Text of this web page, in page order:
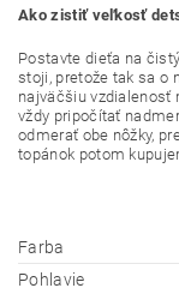
Ako zistiť veľkosť
Postavte dieťa na
stoji, pretože tak sa o
najväčšiu vzdialenosť
vždy pripočítať
odmerať obe nôžky,
topánok potom
Farba
Pohlavie